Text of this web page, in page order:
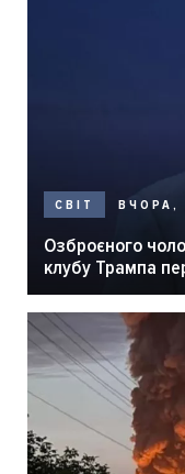
СВІТ ВЧОРА,
Озброєного
клубу Трампа